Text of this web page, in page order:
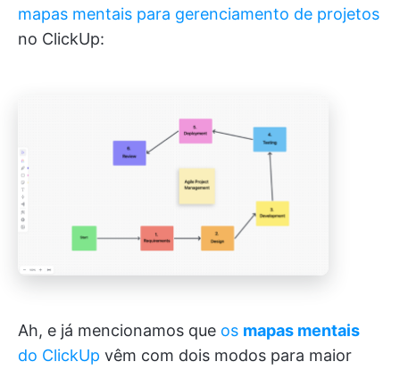
mapas mentais para gerenciamento de projetos
no ClickUp:
Ah, e já mencionamos que os mapas mentais
do ClickUp vêm com dois modos para maior